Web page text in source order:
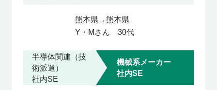
熊本県 → 熊本県
Y・M さん30代
半導体関連（技
術派遣）
社内SE
機械系メーカー
社内SE